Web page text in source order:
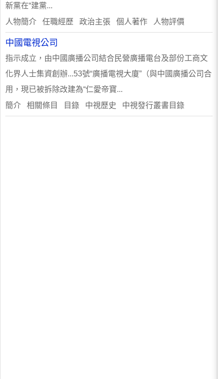
新黨在“建黨...
人物簡介 任職經歷 政治主張 個人著作 人物評價
中國電視公司
指示成立，由中國廣播公司結合民營廣播電台及部份工商文
化界人士集資創辦...53號“廣播電視大廈”（與中國廣播公司合
用，現已被拆除改建為“仁愛帝寶...
簡介 相關條目 目錄 中視歷史 中視發行叢書目錄